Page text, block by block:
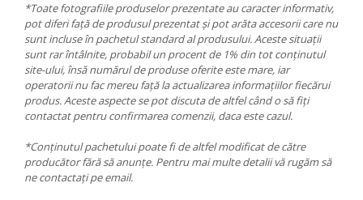
*Toate fotografiile produselor prezentate au caracter informativ,
pot diferi față de produsul prezentat și pot arăta accesorii care nu
sunt incluse în pachetul standard al produsului. Aceste situații
sunt rar întâlnite, probabil un procent de 1% din tot conținutul
site-ului, însă numărul de produse oferite este mare, iar
operatorii nu fac mereu față la actualizarea informațiilor fiecărui
produs. Aceste aspecte se pot discuta de altfel când o să fiți
contactat pentru confirmarea comenzii, daca este cazul.
*Conținutul pachetului poate fi de altfel modificat de către
producător fără să anunțe. Pentru mai multe detalii vă rugăm să
ne contactați pe email.